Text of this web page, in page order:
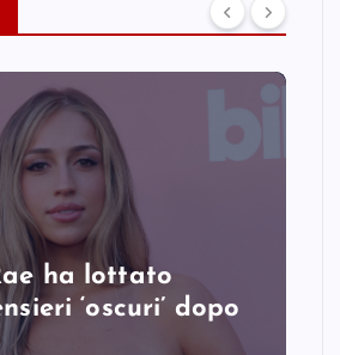
ha lottato
‘oscuri’ dopo